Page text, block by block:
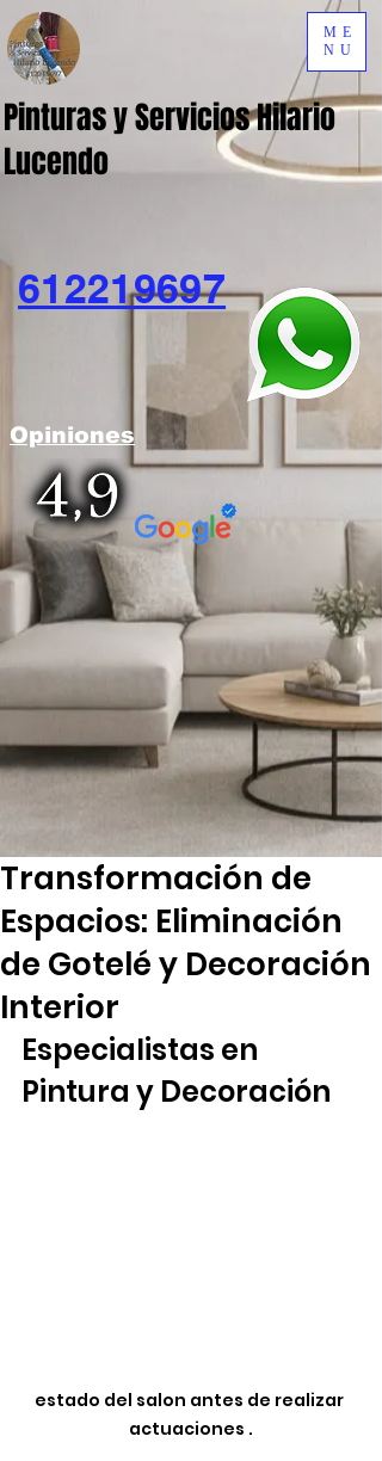
ME
NU
Pinturas y Servicios Hilario
Lucendo
612219697
Opiniones
Transformación de
Espacios: Eliminación
de Gotelé y Decoración
Interior
Especialistas en
Pintura y Decoración
estado del salon antes de realizar
actuaciones .